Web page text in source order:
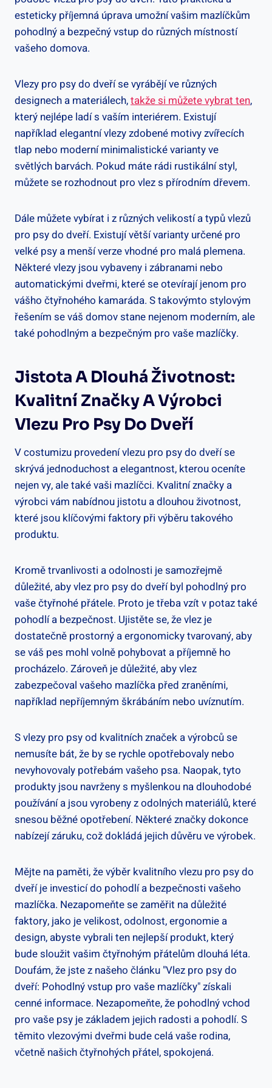
esteticky příjemná úprava umožní vašim mazlíčkům
pohodlný a bezpečný vstup do různých místností
vašeho domova.
Vlezy pro psy do dveří se vyrábějí ve různých
designech a materiálech,takže si můžete vybrat ten,
který nejlépe ladí s vaším interiérem. Existují
například elegantní vlezy zdobené motivy zvířecích
tlap nebo moderní minimalistické varianty ve
světlých barvách. Pokud máte rádi rustikální styl,
můžete se rozhodnout pro vlez s přírodním dřevem.
Dále můžete vybírat i z různých velikostí a typů vlezů
pro psy do dveří. Existují větší varianty určené pro
velké psy a menší verze vhodné pro malá plemena.
Některé vlezy jsou vybaveny i zábranami nebo
automatickými dveřmi, které se otevírají jenom pro
vášho čtyřnohého kamaráda. S takovýmto stylovým
řešením se váš domov stane nejenom moderním, ale
také pohodlným a bezpečným pro vaše mazlíčky.
Jistota A Dlouhá Životnost:
Kvalitní Značky A Výrobci
Vlezu Pro Psy Do Dveří
V costumizu provedení vlezu pro psy do dveří se
skrývá jednoduchost a elegantnost, kterou oceníte
nejen vy, ale také vaši mazlíčci. Kvalitní značky a
výrobci vám nabídnou jistotu a dlouhou životnost,
které jsou klíčovými faktory při výběru takového
produktu.
Kromě trvanlivosti a odolnosti je samozřejmě
důležité, aby vlez pro psy do dveří byl pohodlný pro
vaše čtyřnohé přátele. Proto je třeba vzít v potaz také
pohodlí a bezpečnost. Ujistěte se, že vlez je
dostatečně prostorný a ergonomicky tvarovaný, aby
se váš pes mohl volně pohybovat a příjemně ho
procházelo. Zároveň je důležité, aby vlez
zabezpečoval vašeho mazlíčka před zraněními,
například nepříjemným škrábáním nebo uvíznutím.
S vlezy pro psy od kvalitních značek a výrobců se
nemusíte bát, že by se rychle opotřebovaly nebo
nevyhovovaly potřebám vašeho psa. Naopak, tyto
produkty jsou navrženy s myšlenkou na dlouhodobé
používání a jsou vyrobeny z odolných materiálů, které
snesou běžné opotřebení. Některé značky dokonce
nabízejí záruku, což dokládá jejich důvěru ve výrobek.
Mějte na paměti, že výběr kvalitního vlezu pro psy do
dveří je investicí do pohodlí a bezpečnosti vašeho
mazlíčka. Nezapomeňte se zaměřit na důležité
faktory, jako je velikost, odolnost, ergonomie a
design, abyste vybrali ten nejlepší produkt, který
bude sloužit vašim čtyřnohým přátelům dlouhá léta.
Doufám, že jste z našeho článku "Vlez pro psy do
dveří: Pohodlný vstup pro vaše mazlíčky" získali
cenné informace. Nezapomeňte, že pohodlný vchod
pro vaše psy je základem jejich radosti a pohodlí. S
těmito vlezovými dveřmi bude celá vaše rodina,
včetně našich čtyřnohých přátel, spokojená.